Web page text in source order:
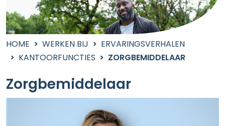
HOME WERKEN BIJ
ERVARINGSVERHALEN
KANTOORFUNCTIES
ZORGBEMIDDELAAR
Zorgbemiddelaar